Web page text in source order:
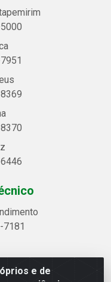
e de
7181
Alegre, 2521 -